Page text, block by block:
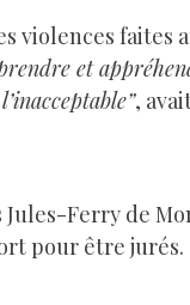
violences faites
et
,
Ferry de
pour être jurés.